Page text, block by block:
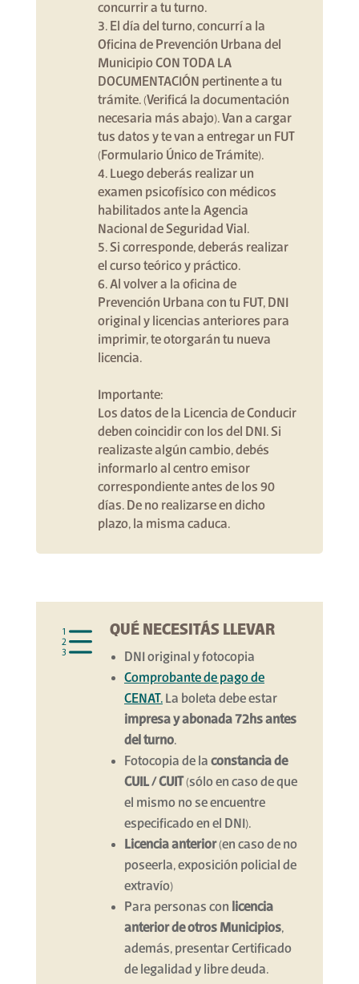
concurrir a tu turno. ⁣
3. El día del turno, concurrí a la
Oficina de Prevención Urbana del
Municipio CON TODA LA
DOCUMENTACIÓN pertinente a tu
trámite. (Verificá la documentación
necesaria más abajo). Van a cargar
tus datos y te van a entregar un FUT
(Formulario Único de Trámite).⁣
4. Luego deberás realizar un
examen psicofísico con médicos
habilitados ante la Agencia
Nacional de Seguridad Vial. ⁣
5. Si corresponde, deberás realizar
el curso teórico y práctico. ⁣
6. Al volver a la oficina de
Prevención Urbana con tu FUT, DNI
original y licencias anteriores para
imprimir, te otorgarán tu nueva
licencia.
Importante: ⁣
Los datos de la Licencia de Conducir
deben coincidir con los del DNI. Si
realizaste algún cambio, debés
informarlo al centro emisor
correspondiente antes de los 90
días. De no realizarse en dicho
plazo, la misma caduca.
e QUÉ NECESITÁS LLEVAR
DNI original y fotocopia
Comprobante de pago de
CENAT.La boleta debe estar
impresa y abonada 72hs antes
del turno.
Fotocopia de la constancia de
CUIL / CUIT(sólo en caso de que
el mismo no se encuentre
especificado en el DNI).
Licencia anterior(en caso de no
poseerla, exposición policial de
extravío)
Para personas con licencia
anterior de otros Municipios,
además, presentar Certificado
de legalidad y libre deuda.